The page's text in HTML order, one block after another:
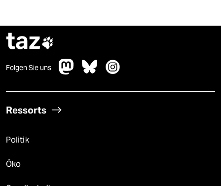
taz
Folgen Sie uns
Ressorts
Politik
Öko